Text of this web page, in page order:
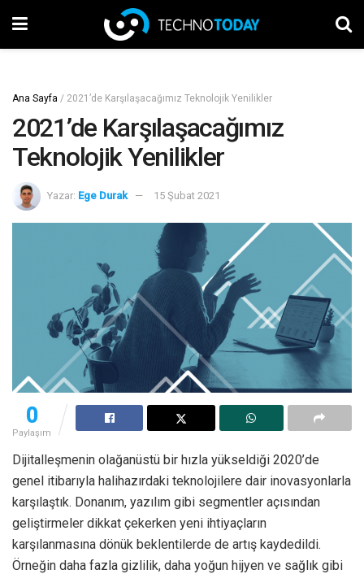
Ana Sayfa / 2021’de Karşılaşacağımız Teknolojik Yenilikler
2021’de Karşılaşacağımız
Teknolojik Yenilikler
Yazar: Ege Durak 15 Şubat 2021
0
Paylaşım
Dijitalleşmenin olağanüstü bir hızla yükseldiği 2020’de
genel itibarıyla halihazırdaki teknolojilere dair inovasyonlarla
karşılaştık. Donanım, yazılım gibi segmentler açısından
geliştirmeler dikkat çekerken yeni ihtiyaçların
karşılanmasına dönük beklentilerde de artış kaydedildi.
Örneğin daha fazla gizlilik, daha yoğun hijyen ve sağlık gibi